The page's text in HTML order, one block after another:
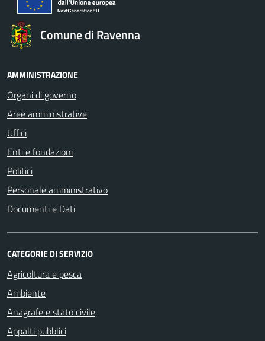
Comune di Ravenna
AMMINISTRAZIONE
Organi di governo
Aree amministrative
Uffici
Enti e fondazioni
Politici
Personale amministrativo
Documenti e Dati
CATEGORIE DI SERVIZIO
Agricoltura e pesca
Ambiente
Anagrafe e stato civile
Appalti pubblici